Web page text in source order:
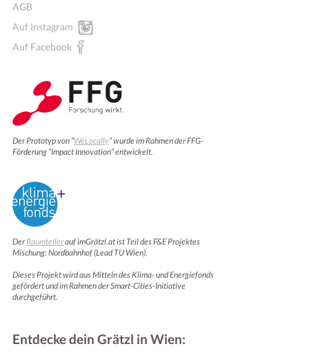
AGB
Auf Instagram
Auf Facebook
Der Prototyp von “WeLocally” wurde im Rahmen der FFG-
Förderung “Impact Innovation” entwickelt.
DerRaumteilerauf imGrätzl.at ist Teil des F&E Projektes
Mischung: Nordbahnhof (Lead TU Wien).
Dieses Projekt wird aus Mitteln des Klima- und Energiefonds
gefördert und im Rahmen der Smart-Cities-Initiative
durchgeführt.
Entdecke dein Grätzl in Wien: